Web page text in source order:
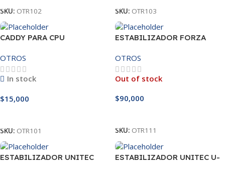
SKU: OTR102
SKU: OTR103
CADDY PARA CPU
OTROS
In stock
$15,000
SKU: OTR101
ESTABILIZADOR FORZA
OTROS
Out of stock
$90,000
SKU: OTR111
ESTABILIZADOR UNITEC
ESTABILIZADOR UNITEC U-